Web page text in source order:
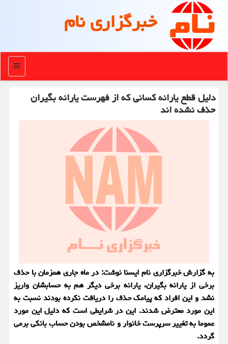
خبرگزاری نام
منو
دلیل قطع یارانه كسانی كه از فهرست یارانه بگیران
حذف نشده اند
به گزارش خبرگزاری نام ایسنا نوشت: در ماه جاری همزمان با حذف
برخی از یارانه بگیران، یارانه برخی دیگر هم به حسابشان واریز
نشد و این افراد كه پیامك حذف را دریافت نكرده بودند نسبت به
این مورد معترض شدند. این در شرایطی است كه دلیل این مورد
عموما به تغییر سرپرست خانوار و نامشخص بودن حساب بانكی برمی
گردد.